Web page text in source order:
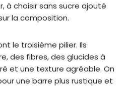
à choisir sans sucre ajouté
la composition.
le troisième pilier. Ils
des fibres, des glucides à
et une texture agréable. On
une barre plus rustique et